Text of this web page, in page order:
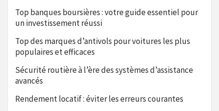
Top banques boursières : votre guide essentiel pour
un investissement réussi
Top des marques d’antivols pour voitures les plus
populaires et efficaces
Sécurité routière à l’ère des systèmes d’assistance
avancés
Rendement locatif : éviter les erreurs courantes